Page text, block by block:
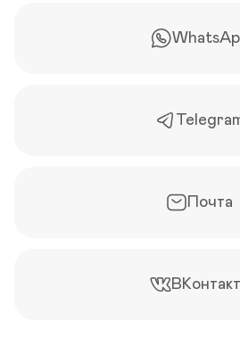
Почта